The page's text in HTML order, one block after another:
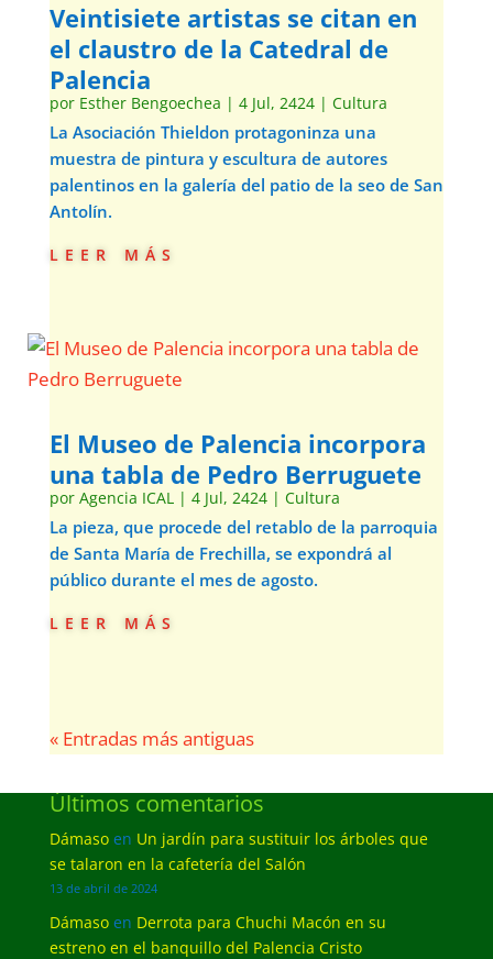
Veintisiete artistas se citan en
el claustro de la Catedral de
Palencia
por Esther Bengoechea | 4 Jul, 2424| Cultura
La Asociación Thieldon protagoninza una
muestra de pintura y escultura de autores
palentinos en la galería del patio de la seo de San
Antolín.
leer más
El Museo de Palencia incorpora
una tabla de Pedro Berruguete
por Agencia ICAL| 4 Jul, 2424| Cultura
La pieza, que procede del retablo de la parroquia
de Santa María de Frechilla, se expondrá al
público durante el mes de agosto.
leer más
« Entradas más antiguas
Últimos comentarios
Dámasoen Un jardín para sustituir los árboles que
se talaron en la cafetería del Salón
13 de abril de 2024
Dámasoen Derrota para Chuchi Macón en su
estreno en el banquillo del Palencia Cristo